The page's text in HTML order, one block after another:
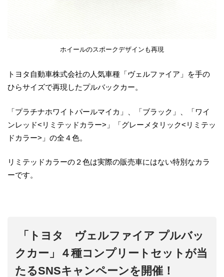
ホイールのスポークデザインも再現
トヨタ自動車株式会社の人気車種「ヴェルファイア」を手の
ひらサイズで再現したプルバックカー。
「プラチナホワイトパールマイカ」、「ブラック」、「ワイ
ンレッド<リミテッドカラー>」「グレーメタリック<リミテッ
ドカラー>」の全４色。
リミテッドカラーの２色は実際の販売車にはない特別なカラ
ーです。
「トヨタ ヴェルファイア プルバッ
クカー」４種コンプリートセットが当
たるSNSキャンペーンを開催！